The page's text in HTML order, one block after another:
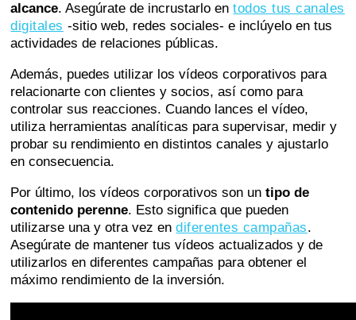
alcance. Asegúrate de incrustarlo entodos tus canales
digitales -sitio web, redes sociales- e inclúyelo en tus
actividades de relaciones públicas.
Además, puedes utilizar los vídeos corporativos para
relacionarte con clientes y socios, así como para
controlar sus reacciones. Cuando lances el vídeo,
utiliza herramientas analíticas para supervisar, medir y
probar su rendimiento en distintos canales y ajustarlo
en consecuencia.
Por último, los vídeos corporativos son untipo de
contenido perenne. Esto significa que pueden
utilizarse una y otra vez endiferentes campañas.
Asegúrate de mantener tus vídeos actualizados y de
utilizarlos en diferentes campañas para obtener el
máximo rendimiento de la inversión.